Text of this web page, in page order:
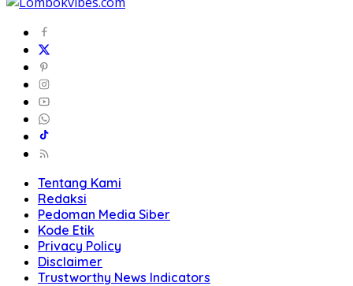
Tentang Kami
Redaksi
Pedoman Media Siber
Kode Etik
Privacy Policy
Disclaimer
Trustworthy News Indicators